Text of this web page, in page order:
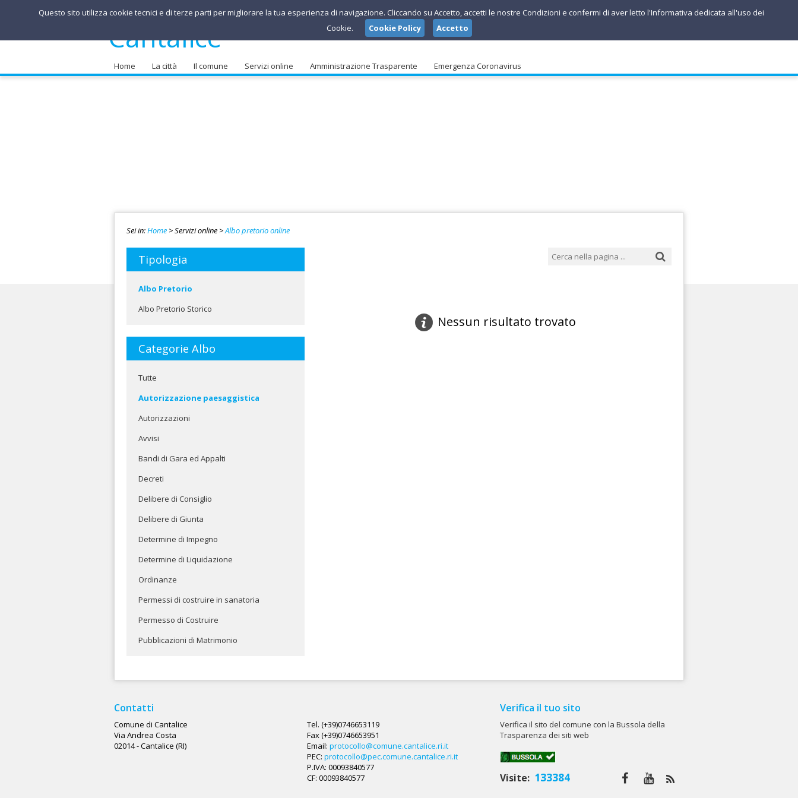
Comune di
Cantalice
Home La città Il comune Servizi online Amministrazione Trasparente Emergenza Coronavirus
Sei in:Home >Servizi online >Albo pretorio online
Tipologia
Albo Pretorio
Albo Pretorio Storico
Categorie Albo
Tutte
Autorizzazione paesaggistica
Autorizzazioni
Avvisi
Bandi di Gara ed Appalti
Decreti
Delibere di Consiglio
Delibere di Giunta
Determine di Impegno
Determine di Liquidazione
Ordinanze
Permessi di costruire in sanatoria
Permesso di Costruire
Pubblicazioni di Matrimonio
Nessun risultato trovato
Contatti
Comune di Cantalice
Via Andrea Costa
02014 - Cantalice (RI)
Tel. (+39)0746653119
Fax (+39)0746653951
Email: protocollo@comune.cantalice.ri.it
PEC: protocollo@pec.comune.cantalice.ri.it
P.IVA: 00093840577
CF: 00093840577
Verifica il tuo sito
Verifica il sito del comune con la Bussola della
Trasparenza dei siti web
Visite: 133384
Questo sito utilizza cookie tecnici e di terze parti per migliorare la tua esperienza di navigazione. Cliccando su Accetto, accetti le nostre Condizioni e confermi di aver letto l'Informativa dedicata all'uso dei
Cookie.
Cookie Policy Accetto